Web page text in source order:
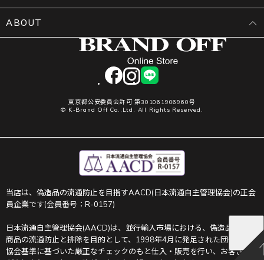
facebookinstagram
LINE
東京都公安委員会許可 第301061906960号
© K-Brand Off Co.,Ltd. All Rights Reserved.
ABOUT
当店は、偽造品の流通防止を目指すAACD(日本流通自主管理協会)の正会
員企業です(会員番号：R-0157)
日本流通自主管理協会(AACD)は、並行輸入市場における、偽造品や不正
商品の流通防止と排除を目的として、1998年4月に発足された団体です。
協会基準に基づいた厳正なチェックのもと仕入・販売を行い、お客さま